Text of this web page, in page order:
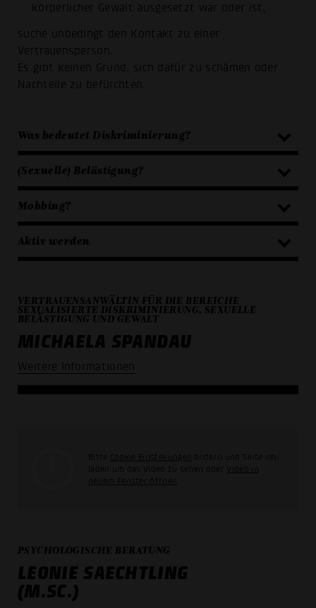
körperlicher Gewalt ausgesetzt war oder ist,
suche unbedingt den Kontakt zu einer
Vertrauensperson.
Es gibt keinen Grund, sich dafür zu schämen oder
Nachteile zu befürchten.
Was bedeutet Diskriminierung?
(Sexuelle) Belästigung?
Mobbing?
Aktiv werden
VERTRAUENSANWÄLTIN FÜR DIE BEREICHE
SEXUALISIERTE DISKRIMINIERUNG, SEXUELLE
BELÄSTIGUNG UND GEWALT
MICHAELA SPANDAU
Weitere Informationen
PSYCHOLOGISCHE BERATUNG
LEONIE SAECHTLING
(M.SC.)